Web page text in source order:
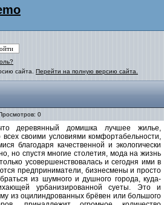
сайта. Перейти на полную версию сайта.
0
деревянный домишка лучшее жилье,
своими условиями комфортабельности,
благодаря качественной и экологически
но спустя многие столетия, мода на жизнь
усовершенствовалась и сегодня ими в
предприниматели, бизнесмены и просто
из шумного и душного города, куда-
урбанизированной суеты. Это и
из оцилиндрованных брёвен или большого